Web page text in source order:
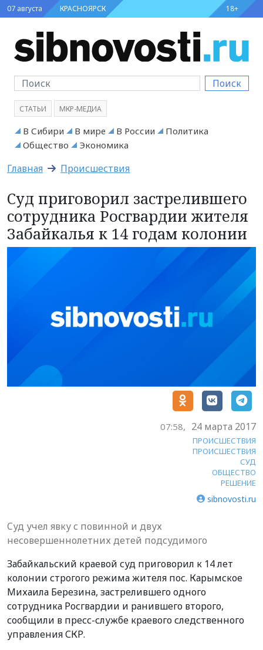
07 августа КРАСНОЯРСК 18+
Поиск
СТАТЬИ МКР-МЕДИА
В Сибири В мире В России
Политика
Общество
Экономика
Главная Происшествия
Суд приговорил застрелившего
сотрудника Росгвардии жителя
Забайкалья к 14 годам колонии
07:58, 24 марта 2017
ПРОИСШЕСТВИЯ
ПРОИСШЕСТВИЯ
СУД
ОБЩЕСТВО
РЕШЕНИЕ
sibnovosti.ru
Cуд учел явку с повинной и двух
несовершеннолетних детей подсудимого
Забайкальский краевой суд приговорил к 14 лет
колонии строгого режима жителя пос. Карымское
Михаила Березина, застрелившего одного
сотрудника Росгвардии и ранившего второго,
сообщили в пресс-службе краевого следственного
управления СКР.